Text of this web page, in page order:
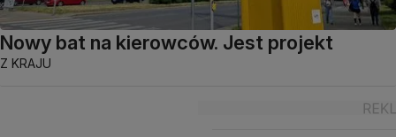
Nowy bat na kierowców. Jest projekt
Z KRAJU